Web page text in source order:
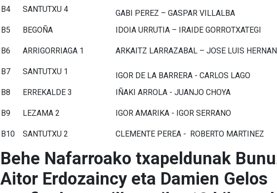
B4 SANTUTXU 4
GABI PEREZ – GASPAR VILLALBA
B5
BEGOÑA IDOIA URRUTIA – IRAIDE GORROTXATEGI
B6 ARRIGORRIAGA 1 ARKAITZ LARRAZABAL – JOSE LUIS
B7 SANTUTXU 1
IGOR DE LA BARRERA - CARLOS LAGO
B8
ERREKALDE 3 IÑAKI ARROLA - JUANJO CHOYA
B9 LEZAMA 2 IGOR AMARIKA - IGOR SERRANO
B10 SANTUTXU 2 CLEMENTE PEREA - ROBERTO MARTINEZ
Behe Nafarroako txapeldunak
Aitor Erdozaincy eta Damien Gelos